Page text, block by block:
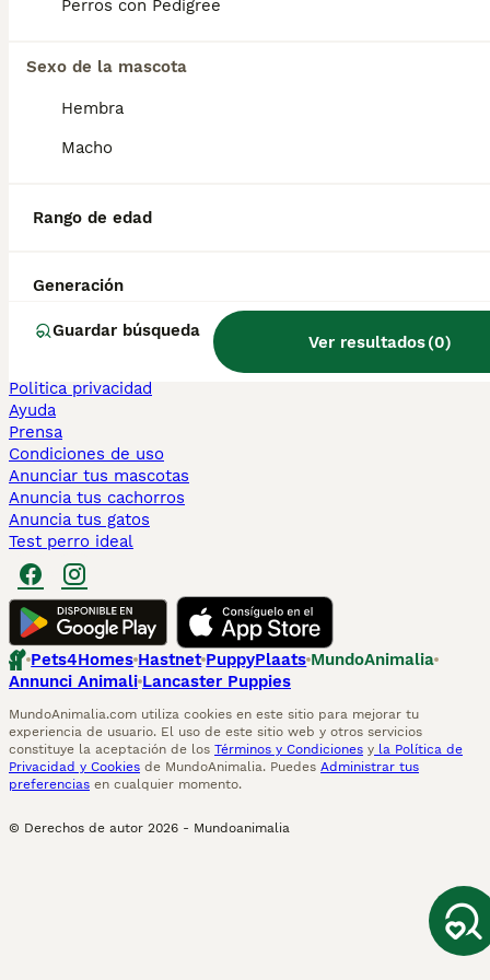
Perros con Pedigree
Sexo de la mascota
Hembra
Macho
Rango de edad
Generación
Guardar búsqueda
Ver resultados(0)
Sphynx en venta
Maine Coon en venta
Persa en venta
Teckel en Barcelona
Chihuahua en Sevilla
Perros en adopcion
Información
Politica privacidad
Ayuda
Prensa
Condiciones de uso
Anunciar tus mascotas
Anuncia tus cachorros
Anuncia tus gatos
Test perro ideal
Pets4Homes Hastnet PuppyPlaats MundoAnimalia
Annunci Animali Lancaster Puppies
MundoAnimalia.com utiliza cookies en este sitio para mejorar tu
experiencia de usuario. El uso de este sitio web y otros servicios
constituye la aceptación de los Términos y Condiciones y la Política de
Privacidad y Cookies de MundoAnimalia. Puedes Administrar tus
preferencias en cualquier momento.
© Derechos de autor 2026 - Mundoanimalia